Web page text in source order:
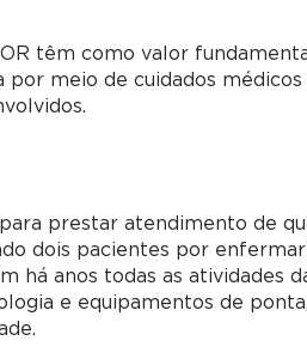
têm como valor
meio de cuidados médicos
prestar atendimento de
dois pacientes por
há anos todas as atividades
e equipamentos de